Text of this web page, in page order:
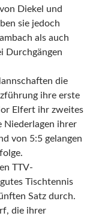
Diekel und
sie jedoch
als auch
Durchgängen
die
ihre erste
Elfert ihr zweites
Niederlagen ihrer
von 5:5 gelangen
TTV-
Tischtennis
Satz durch.
die ihrer